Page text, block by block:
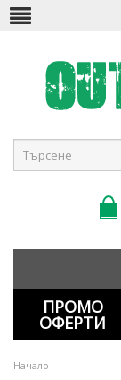
ПРОМО
ОФЕРТИ
Начало